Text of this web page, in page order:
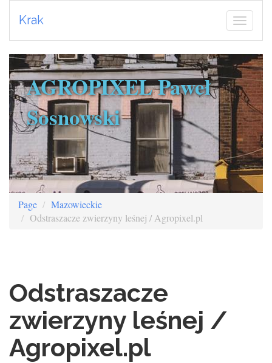
Krak
AGROPIXEL Paweł
Sosnowski
Page
Mazowieckie
Odstraszacze zwierzyny leśnej / Agropixel.pl
Odstraszacze
zwierzyny leśnej /
Agropixel.pl